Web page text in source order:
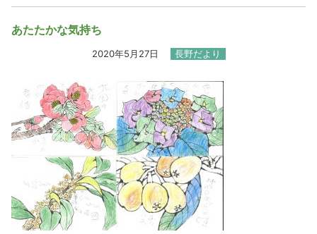
あたたかな気持ち
2020年5月27日 長野だより